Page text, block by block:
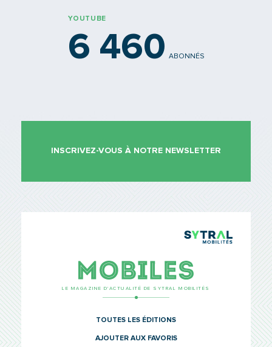
YOUTUBE
6 460 ABONNÉS
INSCRIVEZ-VOUS À NOTRE NEWSLETTER
LE MAGAZINE D’ACTUALITÉ DE SYTRAL MOBILITÉS
TOUTES LES ÉDITIONS
AJOUTER AUX FAVORIS